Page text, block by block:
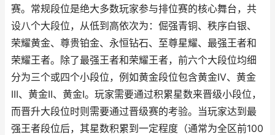
赛。常规段位是绝大多数玩家参与排位赛的核心舞台，共
设八个大段位，从低到高依次为：倔强青铜、秩序白银、
荣耀黄金、尊贵铂金、永恒钻石、至尊星耀、最强王者和
荣耀王者。除了最强王者和荣耀王者，前六个大段位均细
分为三个或四个小段位，例如黄金段位包含黄金IV、黄金
III、黄金II、黄金I。玩家需要通过积累星数来晋级小段位，
而晋升大段位时则需要通过晋级赛的考验。当玩家达到最
强王者段位后，其星数积累到一定程度（通常为全区前100